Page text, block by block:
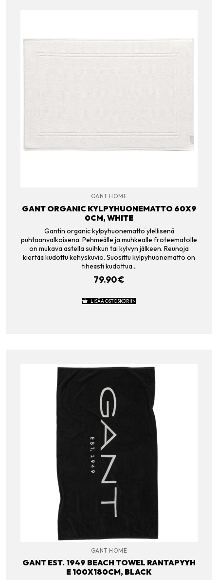
GANT HOME
GANT ORGANIC KYLPYHUONEMATTO 60X9
0CM, WHITE
Gantin organic kylpyhuonematto ylellisenä
puhtaanvalkoisena. Pehmeälle ja muhkealle froteematolle
on mukava astella suihkun tai kylvyn jälkeen. Reunoja
kiertää kudottu kehyskuvio. Suosittu kylpyhuonematto on
tiheästi kudottua…
79.90€
LISÄÄ OSTOSKORIIN
GANT HOME
GANT EST. 1949 BEACH TOWEL RANTAPYYH
E 100X180CM, BLACK